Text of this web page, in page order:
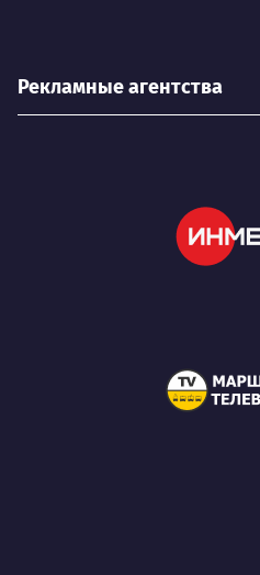
Рекламные агентства